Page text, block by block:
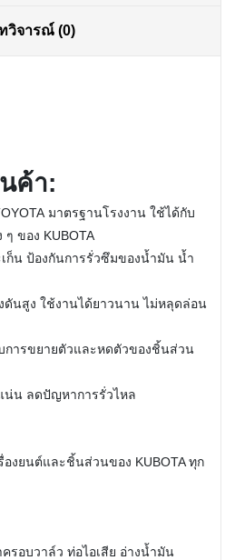
วิจารณ์ (0)
ค้า:
มาตรฐานโรงงาน ใช้ได้กับ
ของ KUBOTA
ก็น ป้องกันการรั่วซึมของน้ำมัน น้ำ
ดันสูง ใช้งานได้ยาวนาน ไม่หลุดล่อน
การขยายตัวและหดตัวของชิ้นส่วน
น่น ลดปัญหาการรั่วไหล
องยนต์และชิ้นส่วนของ KUBOTA ทุก
รอบวาล์ว ท่อไอเสีย อ่างน้ำมัน